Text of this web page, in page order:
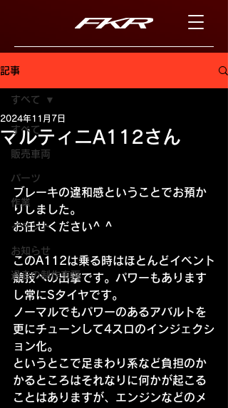
記事
すべて
販売車両
パーツ
作業
イベント
お知らせ
過去の制作車両
すべて
マルティニA112さん
2024年11月7日
ブレーキの違和感ということでお預か
りしました。
お任せください^ ^
このA112は乗る時はほとんどイベント
競技への出撃です。パワーもあります
し常にSタイヤです。
ノーマルでもパワーのあるアバルトを
更にチューンして4スロのインジェクシ
ョン化。
というとこで足まわり系など負担のか
かるところはそれなりに何かが起こる
ことはありますが、エンジンなどのメ